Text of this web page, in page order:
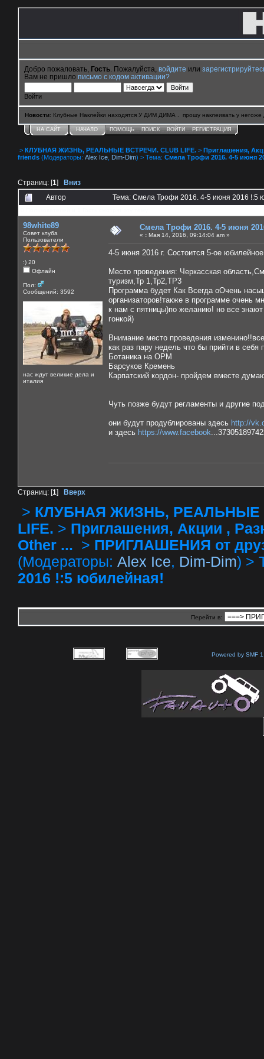
Добро пожаловать, Гость . Пожалуйста, войдите или
Вам не пришло письмо с кодом активации?
Войти
Новости: Клубные Наклейки находятся У ДИМ ДИМА . прошу наклеивать у негоже
НА САЙТ НАЧАЛО ПОМОЩЬ ПОИСК ВОЙТИ РЕГИСТРАЦИЯ
> КЛУБНАЯ ЖИЗНЬ, РЕАЛЬНЫЕ ВСТРЕЧИ. CLUB LIFE. > Приглашения,
friends (Модераторы: Alex Ice Dim-Dim) > Тема: Смела Трофи 2016. 4-5 июня
Страниц: [1] Вниз
Автор
Тема: Смела Трофи 2016. 4-5 июня 2016 !:5
98white89
Совет клуба
Пользователи
:) 20
Офлайн
Пол:
Сообщений: 3592
нас ждут великие дела и
италия
Смела Трофи 2016. 4-5 июня
« : Мая 14, 2016, 09:14:04 am »
4-5 июня 2016 г. Состоится 5-ое
Место проведения: Черкасская
туризм,Тр 1,Тр2,ТР3
Программа будет Как Всегда оОчень
организаторов!также в программе очень
к нам с пятницы)по желанию! но все
гонкой)
Внимание место проведения
как раз пару недель что бы прийти в себя
Ботаника на ОРМ
Барсуков Кремень
Карпатский кордон- пройдем вместе
Чуть позже будут регламенты и другие
они будут продублированы здесь http://
и здесь https://www.facebook
Страниц: [1] Вверх
> КЛУБНАЯ ЖИЗНЬ, РЕАЛЬНЫЕ
LIFE. > Приглашения, Акции ,
Other ... > ПРИГЛАШЕНИЯ от
(Модераторы: Alex Ice, Dim-Dim) >
2016 !:5 юбилейная!
Перейти в:
Powered by SMF